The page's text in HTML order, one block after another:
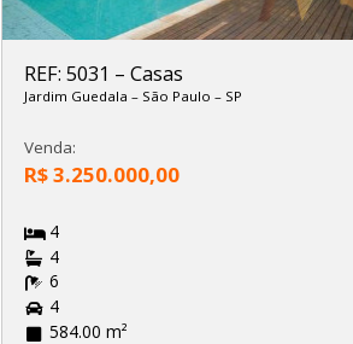
REF: 5031 – Casas
Jardim Guedala – São Paulo – SP
Venda:
R$ 3.250.000,00
4
4
6
4
584.00 m²